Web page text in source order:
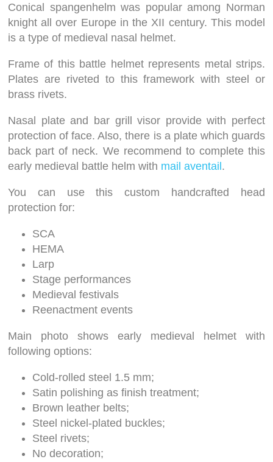
Conical spangenhelm was popular among Norman
knight all over Europe in the XII century. This model
is a type of medieval nasal helmet.
Frame of this battle helmet represents metal strips.
Plates are riveted to this framework with steel or
brass rivets.
Nasal plate and bar grill visor provide with perfect
protection of face. Also, there is a plate which guards
back part of neck. We recommend to complete this
early medieval battle helm with mail aventail .
You can use this custom handcrafted head
protection for:
SCA
HEMA
Larp
Stage performances
Medieval festivals
Reenactment events
Main photo shows early medieval helmet with
following options:
Cold-rolled steel 1.5 mm;
Satin polishing as finish treatment;
Brown leather belts;
Steel nickel-plated buckles;
Steel rivets;
No decoration;